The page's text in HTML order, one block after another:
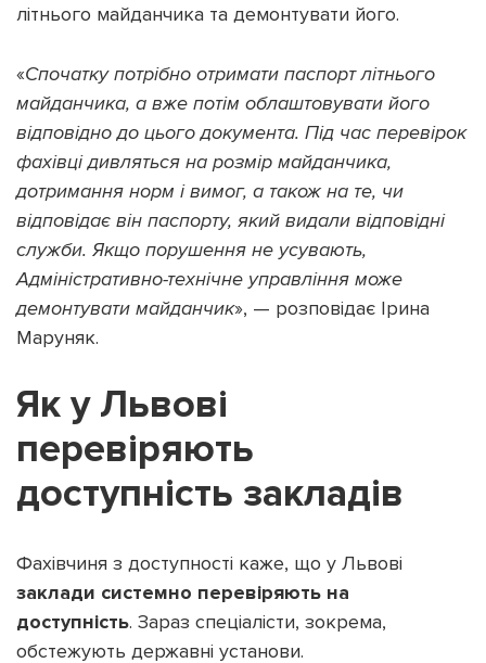
літнього майданчика та демонтувати його.
«Спочатку потрібно отримати паспорт літнього
майданчика, а вже потім облаштовувати його
відповідно до цього документа. Під час перевірок
фахівці дивляться на розмір майданчика,
дотримання норм і вимог, а також на те, чи
відповідає він паспорту, який видали відповідні
служби. Якщо порушення не усувають,
Адміністративно-технічне управління може
демонтувати майданчик», — розповідає Ірина
Маруняк.
Як у Львові
перевіряють
доступність закладів
Фахівчиня з доступності каже, що у Львові
заклади системно перевіряють на
доступність. Зараз спеціалісти, зокрема,
обстежують державні установи.